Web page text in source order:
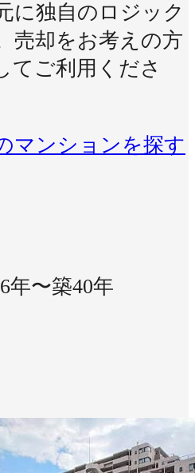
に独自のロジック
売却をお考えの方
てご利用くださ
マンションを探す
年〜築40年